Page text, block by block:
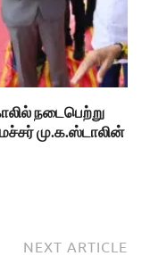
நடைபெற்று
மு.க.ஸ்டாலின்
NEXT ARTICLE